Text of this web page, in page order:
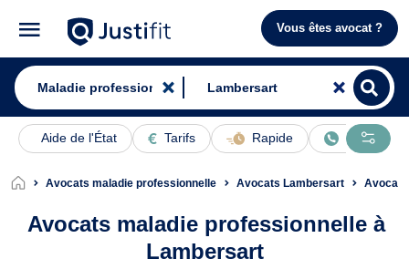
Vous êtes avocat ?
Aide de l'État Tarifs Rapide En ligne
Avocats maladie professionnelle Avocats Lambersart
Avocats maladie professionnelle à
Lambersart